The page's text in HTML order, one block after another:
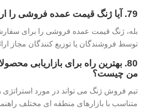
79. آیا ژنگ قیمت عمده فروشی را ارائه می دهد؟
بله، ژنگ قیمت عمده فروشی را برای
توسط فروشندگان یا توزیع کنندگان مجاز
80. بهترین راه برای بازاریابی
من چیست؟
تیم فروش ژنگ می تواند در مورد استراتژی
متناسب با بازارهای منطقه ای مختلف